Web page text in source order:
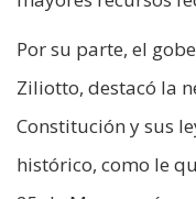
Por su parte, el
Ziliotto, destacó la
Constitución y sus
histórico, como le